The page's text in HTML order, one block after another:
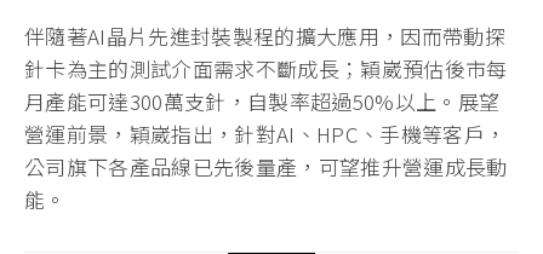
伴隨著AI晶片先進封裝製程的擴大應用，因而帶動探
針卡為主的測試介面需求不斷成長；穎崴預估後市每
月產能可達300萬支針，自製率超過50%以上。展望
營運前景，穎崴指出，針對AI、HPC、手機等客戶，
公司旗下各產品線已先後量產，可望推升營運成長動
能。